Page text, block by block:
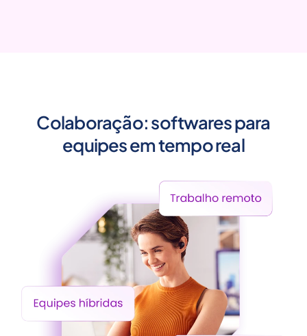
Colaboração: softwares para
equipes em tempo real